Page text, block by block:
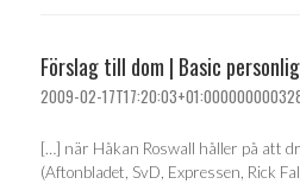
Förslag till dom | Basic
2009-02-
[…] när Håkan Roswall håller på att
(Aftonbladet, SvD, Expressen, Rick